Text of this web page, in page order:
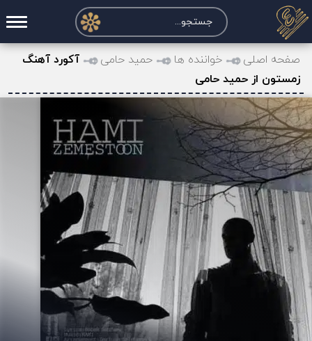
صفحه اصلی
درخواست آکورد
نت و تبلچر
تماس با ما
حساب کاربری
صفحه اصلی خواننده ها حمید حامی
آکورد آهنگ
زمستون از حمید حامی